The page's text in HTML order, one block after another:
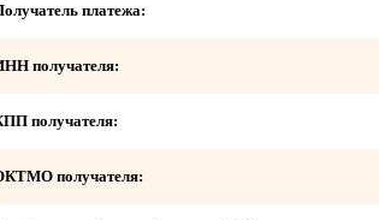
платежа:
получателя:
получателя:
получателя: